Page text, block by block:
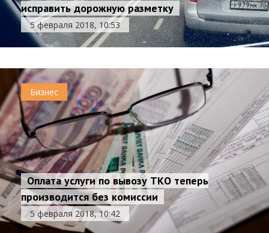
исправить дорожную разметку
5 февраля 2018, 10:53
Бизнес
Оплата услуги по вывозу ТКО теперь
производится без комиссии
5 февраля 2018, 10:42